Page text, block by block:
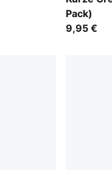
Pack)
9,95 €